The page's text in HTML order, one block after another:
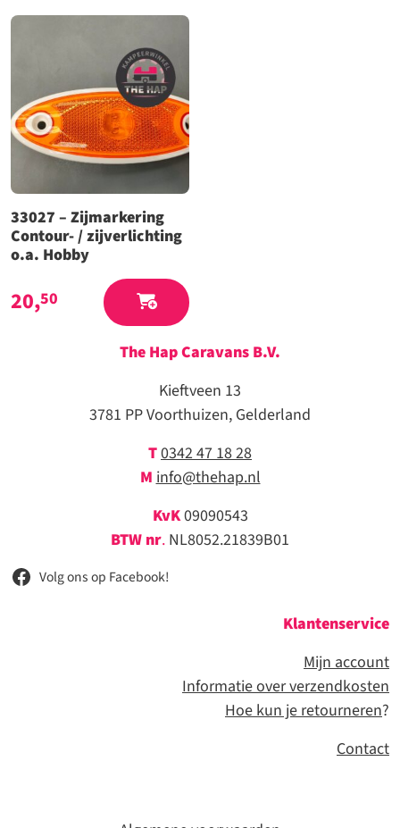
33027 – Zijmarkering
Contour- / zijverlichting
o.a. Hobby
20,50
The Hap Caravans B.V.
Kieftveen 13
3781 PP Voorthuizen, Gelderland
T0342 47 18 28
M info@thehap.nl
KvK09090543
BTW nr. NL8052.21839B01
Volg ons op Facebook!
Klantenservice
Mijn account
Informatie over verzendkosten
Hoe kun je retourneren?
Contact